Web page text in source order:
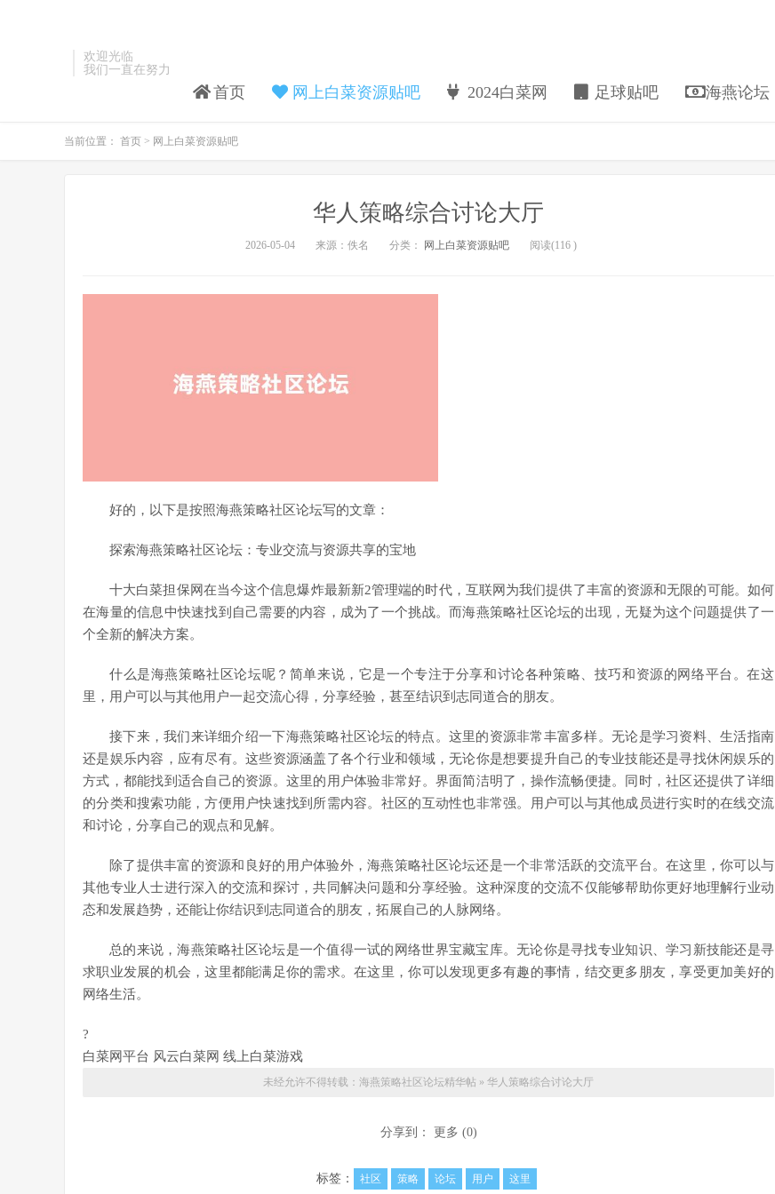
欢迎光临
我们一直在努力
首页 网上白菜资源贴吧 2024白菜网 足球贴吧 海燕论坛
当前位置： 首页 > 网上白菜资源贴吧
华人策略综合讨论大厅
2026-05-04 来源：佚名 分类： 网上白菜资源贴吧 阅读(116 )
好的，以下是按照海燕策略社区论坛写的文章：
探索海燕策略社区论坛：专业交流与资源共享的宝地
十大白菜担保网在当今这个信息爆炸最新新2管理端的时代，互联网为我们提供了丰富的资源和无限的可能。如何
在海量的信息中快速找到自己需要的内容，成为了一个挑战。而海燕策略社区论坛的出现，无疑为这个问题提供了一
个全新的解决方案。
什么是海燕策略社区论坛呢？简单来说，它是一个专注于分享和讨论各种策略、技巧和资源的网络平台。在这
里，用户可以与其他用户一起交流心得，分享经验，甚至结识到志同道合的朋友。
接下来，我们来详细介绍一下海燕策略社区论坛的特点。这里的资源非常丰富多样。无论是学习资料、生活指南
还是娱乐内容，应有尽有。这些资源涵盖了各个行业和领域，无论你是想要提升自己的专业技能还是寻找休闲娱乐的
方式，都能找到适合自己的资源。这里的用户体验非常好。界面简洁明了，操作流畅便捷。同时，社区还提供了详细
的分类和搜索功能，方便用户快速找到所需内容。社区的互动性也非常强。用户可以与其他成员进行实时的在线交流
和讨论，分享自己的观点和见解。
除了提供丰富的资源和良好的用户体验外，海燕策略社区论坛还是一个非常活跃的交流平台。在这里，你可以与
其他专业人士进行深入的交流和探讨，共同解决问题和分享经验。这种深度的交流不仅能够帮助你更好地理解行业动
态和发展趋势，还能让你结识到志同道合的朋友，拓展自己的人脉网络。
总的来说，海燕策略社区论坛是一个值得一试的网络世界宝藏宝库。无论你是寻找专业知识、学习新技能还是寻
求职业发展的机会，这里都能满足你的需求。在这里，你可以发现更多有趣的事情，结交更多朋友，享受更加美好的
网络生活。
?
白菜网平台 风云白菜网 线上白菜游戏
未经允许不得转载： 海燕策略社区论坛精华帖 » 华人策略综合讨论大厅
分享到： 更多 (0)
标签： 社区 策略 论坛 用户 这里